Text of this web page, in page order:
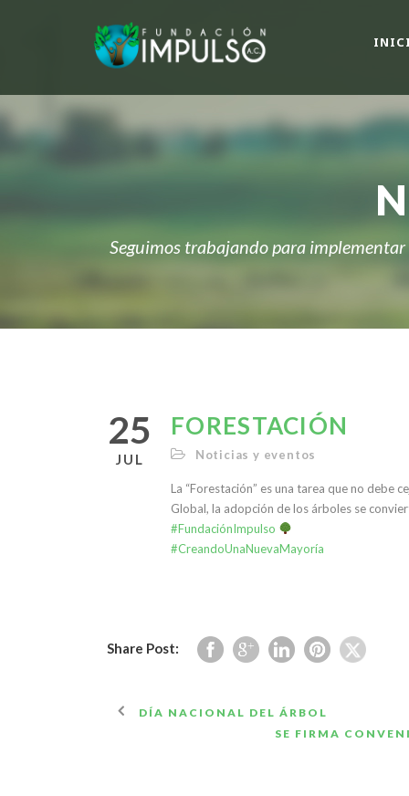
Seguimos trabajando para
25
JUL
FORESTACIÓN
Noticias y eventos
La “Forestación” es una tarea que no debe
Global, la adopción de los árboles se
#FundaciónImpulso
#CreandoUnaNuevaMayoría
Share Post:
DÍA NACIONAL DEL ÁRBOL
SE FIRMA